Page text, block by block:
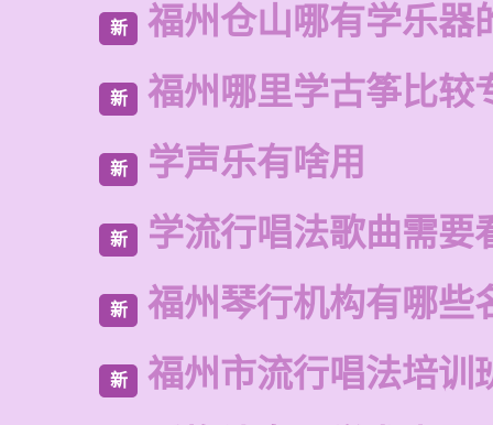
新 福州仓山哪有学乐器
新 福州哪里学古筝比较
新 学声乐有啥用
新 学流行唱法歌曲需要
新 福州琴行机构有哪些
新 福州市流行唱法培训